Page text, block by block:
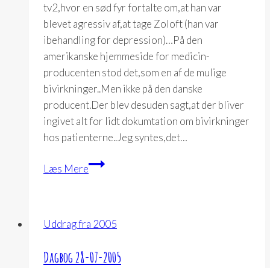
tv2,hvor en sød fyr fortalte om,at han var
blevet agressiv af,at tage Zoloft (han var
ibehandling for depression)…På den
amerikanske hjemmeside for medicin-
producenten stod det,som en af de mulige
bivirkninger..Men ikke på den danske
producent.Der blev desuden sagt,at der bliver
ingivet alt for lidt dokumtation om bivirkninger
hos patienterne..Jeg syntes,det…
Læs MereDagbog
Uddrag fra 2005
Dagbog 28-07-2005